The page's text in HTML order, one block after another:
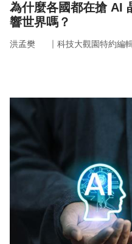
為什麼各國都在搶 AI
響世界嗎？
洪孟樊 ｜ 科技大觀園特約編